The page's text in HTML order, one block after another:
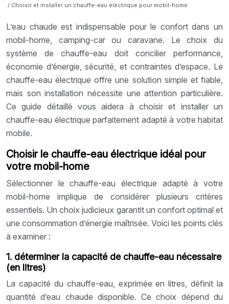
/ Choisir et installer un chauffe-eau électrique pour mobil-home
L’eau chaude est indispensable pour le confort dans un
mobil-home, camping-car ou caravane. Le choix du
système de chauffe-eau doit concilier performance,
économie d’énergie, sécurité, et contraintes d’espace. Le
chauffe-eau électrique offre une solution simple et fiable,
mais son installation nécessite une attention particulière.
Ce guide détaillé vous aidera à choisir et installer un
chauffe-eau électrique parfaitement adapté à votre habitat
mobile.
Choisir le chauffe-eau électrique idéal pour
votre mobil-home
Sélectionner le chauffe-eau électrique adapté à votre
mobil-home implique de considérer plusieurs critères
essentiels. Un choix judicieux garantit un confort optimal et
une consommation d’énergie maîtrisée. Voici les points clés
à examiner :
1. déterminer la capacité de chauffe-eau nécessaire
(en litres)
La capacité du chauffe-eau, exprimée en litres, définit la
quantité d’eau chaude disponible. Ce choix dépend du